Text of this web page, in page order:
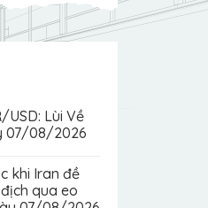
USD: Lùi Về
07/08/2026
khi Iran đề
qua eo